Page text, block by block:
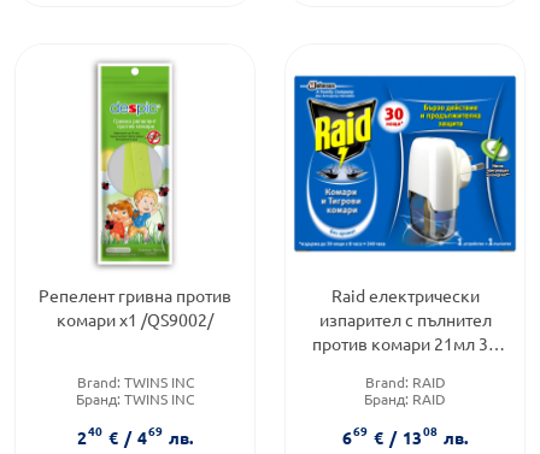
Репелент гривна против
комари х1 /QS9002/
Brand: TWINS INC
Бранд: TWINS INC
240 € / 469 лв.
Raid електрически
изпарител с пълнител
против комари 21мл 30
Brand: RAID
Бранд: RAID
репеленти
669 € / 1308 лв.